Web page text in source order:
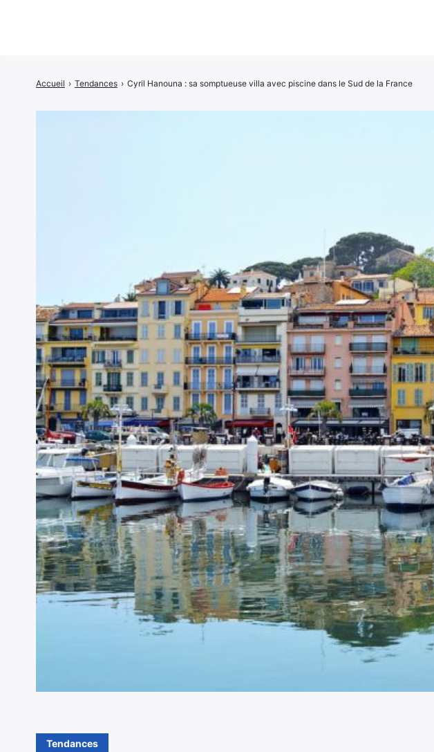
Accueil › Tendances › Cyril Hanouna : sa somptueuse villa avec piscine dans le Sud de la France
Tendances